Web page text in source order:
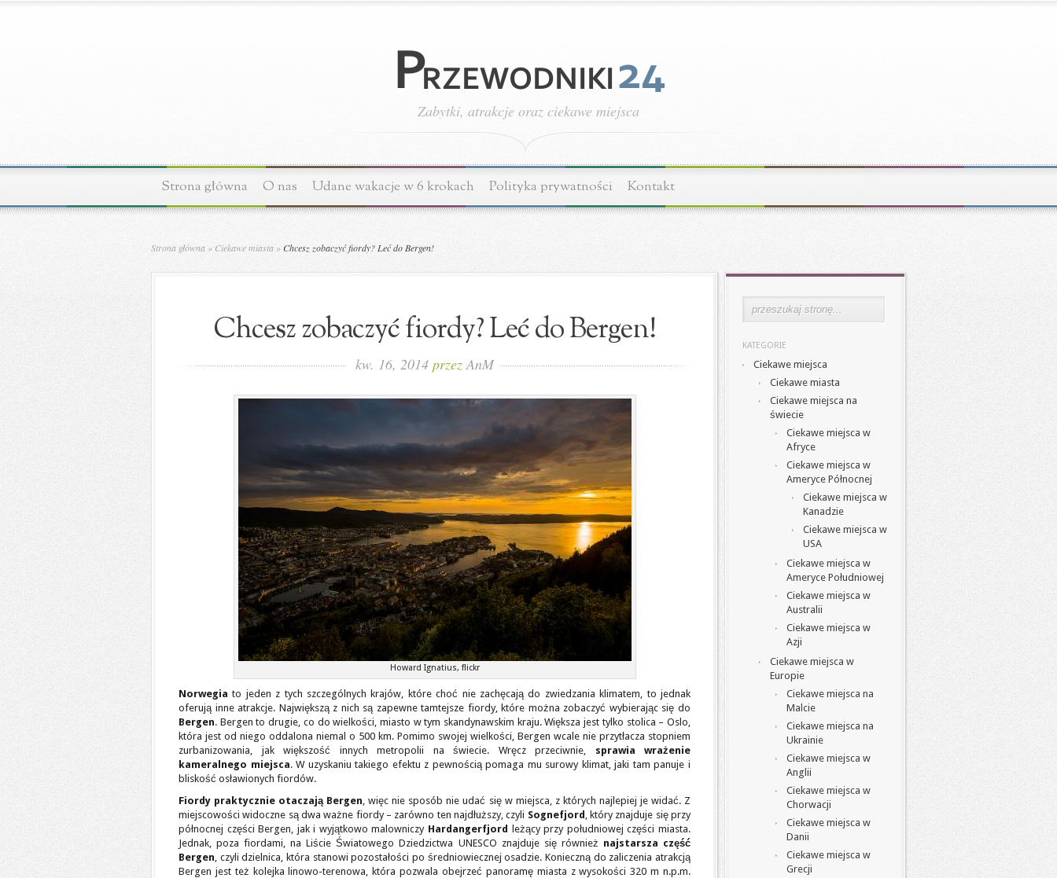
Zabytki, atrakcje oraz ciekawe miejsca
Strona główna O nas Udane wakacje w 6 krokach Polityka prywatności Kontakt
Strona główna » Ciekawe miasta »Chcesz zobaczyć fiordy? Leć do Bergen!
Chcesz zobaczyć fiordy? Leć do Bergen!
kw. 16, 2014 przez AnM
Howard Ignatius, flickr
Norwegia to jeden z tych szczególnych krajów, które choć nie zachęcają do zwiedzania klimatem, to jednak
oferują inne atrakcje. Największą z nich są zapewne tamtejsze fiordy, które można zobaczyć wybierając się do
Bergen. Bergen to drugie, co do wielkości, miasto w tym skandynawskim kraju. Większa jest tylko stolica – Oslo,
która jest od niego oddalona niemal o 500 km. Pomimo swojej wielkości, Bergen wcale nie przytłacza stopniem
zurbanizowania, jak większość innych metropolii na świecie. Wręcz przeciwnie, sprawia wrażenie
kameralnego miejsca. W uzyskaniu takiego efektu z pewnością pomaga mu surowy klimat, jaki tam panuje i
bliskość osławionych fiordów.
Fiordy praktycznie otaczają Bergen, więc nie sposób nie udać się w miejsca, z których najlepiej je widać. Z
miejscowości widoczne są dwa ważne fiordy – zarówno ten najdłuższy, czyli Sognefjord , który znajduje się przy
północnej części Bergen, jak i wyjątkowo malowniczy Hardangerfjord
leżący przy południowej części miasta.
Jednak, poza fiordami, na Liście Światowego Dziedzictwa UNESCO znajduje się również najstarsza część
Bergen, czyli dzielnica, która stanowi pozostałości po średniowiecznej osadzie. Konieczną do zaliczenia atrakcją
Bergen jest też kolejka linowo-terenowa, która pozwala obejrzeć panoramę miasta z wysokości 320 m n.p.m.
KATEGORIE
Ciekawe miejsca
Ciekawe miasta
Ciekawe miejsca na
świecie
Ciekawe miejsca w
Afryce
Ciekawe miejsca w
Ameryce Północnej
Ciekawe miejsca w
Kanadzie
Ciekawe miejsca w
USA
Ciekawe miejsca w
Ameryce Południowej
Ciekawe miejsca w
Australii
Ciekawe miejsca w
Azji
Ciekawe miejsca w
Europie
Ciekawe miejsca na
Malcie
Ciekawe miejsca na
Ukrainie
Ciekawe miejsca w
Anglii
Ciekawe miejsca w
Chorwacji
Ciekawe miejsca w
Danii
Ciekawe miejsca w
Grecji